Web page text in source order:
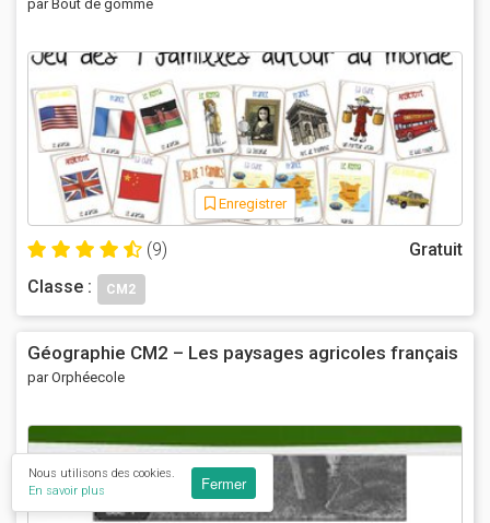
par Bout de gomme
Enregistrer
(9)
Gratuit
Classe :
CM2
Géographie CM2 – Les paysages agricoles français
par Orphéecole
Nous utilisons des cookies.
En savoir plus
Fermer